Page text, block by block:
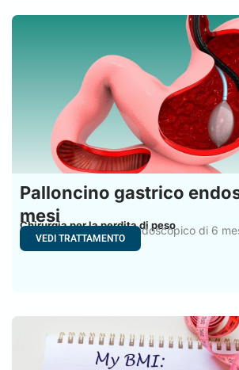
Palloncino gastrico
mesi
Chirurgia per la perdita di peso
Il palloncino gastrico endoscopico di 6
VEDI TRATTAMENTO